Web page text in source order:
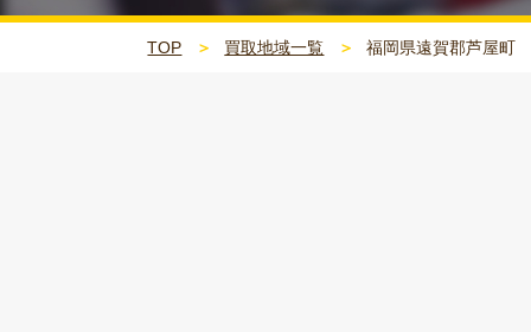
TOP 買取地域一覧 福岡県遠賀郡芦屋町